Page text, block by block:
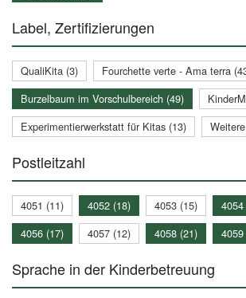
Label, Zertifizierungen
QualiKita (3)
Fourchette verte - Ama terra
Burzelbaum im Vorschulbereich (49)
Experimentierwerkstatt für Kitas (13)
Postleitzahl
4051 (11) 4052 (18) 4053 (15)
4056 (17)
4057 (12) 4058 (21)
Sprache in der Kinderbetreuung